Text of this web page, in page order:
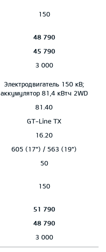
150
48 790
45 790
3 000
Электродвигатель 150 кВ;
aккумулятор 81,4 кВтч 2WD
81.40
GT-Line TX
16.20
605 (17") / 563 (19")
50
150
51 790
48 790
3 000